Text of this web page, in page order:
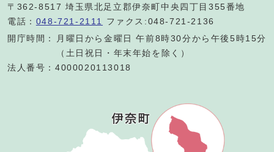
〒362-8517 埼玉県北足立郡伊奈町中央四丁目355番地
電話： 048-721-2111
ファクス:048-721-2136
開庁時間：
月曜日から金曜日 午前8時30分から午後5時15分
（土日祝日・年末年始を除く）
法人番号：4000020113018